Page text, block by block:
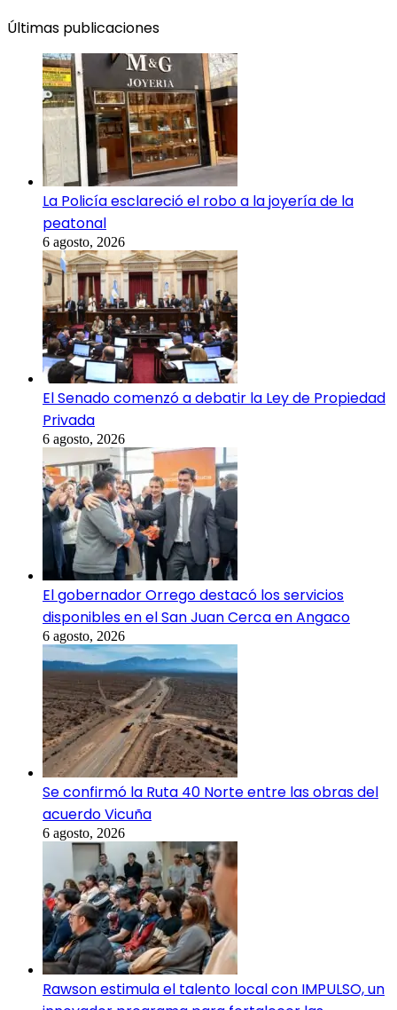
Últimas publicaciones
La Policía esclareció el robo a la joyería de la
peatonal
6 agosto, 2026
El Senado comenzó a debatir la Ley de Propiedad
Privada
6 agosto, 2026
El gobernador Orrego destacó los servicios
disponibles en el San Juan Cerca en Angaco
6 agosto, 2026
Se confirmó la Ruta 40 Norte entre las obras del
acuerdo Vicuña
6 agosto, 2026
Rawson estimula el talento local con IMPULSO, un